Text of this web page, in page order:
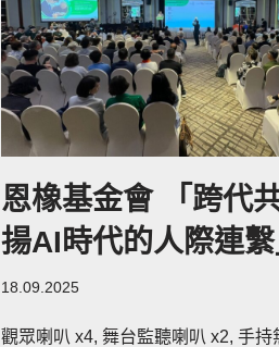
恩橡基金會 「跨代
揚AI時代的人際連
18.09.2025
觀眾喇叭 x4, 舞台監聽喇叭 x2, 手持